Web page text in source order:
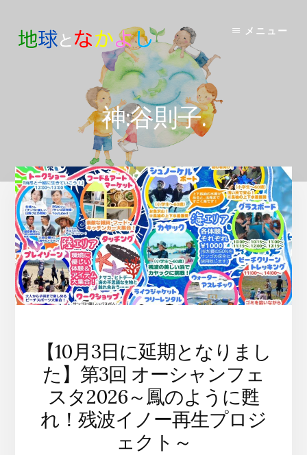
content
メニュー
神:谷則子.
【10月3日に延期となりまし
た】第3回 オーシャンフェ
スタ2026～鳳のように甦
れ！残波イノー再生プロジ
ェクト～